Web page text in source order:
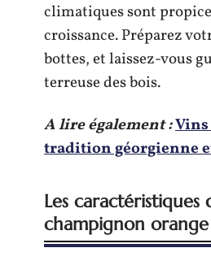
climatiques sont
croissance. Préparez
bottes, et laissez-vous
terreuse des bois.
A lire également :
tradition géorgienne
Les caractéristiques
champignon